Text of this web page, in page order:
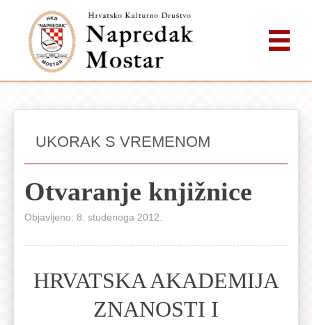
UKORAK S VREMENOM
Otvaranje knjižnice
Objavljeno: 8. studenoga 2012.
HRVATSKA AKADEMIJA
ZNANOSTI I